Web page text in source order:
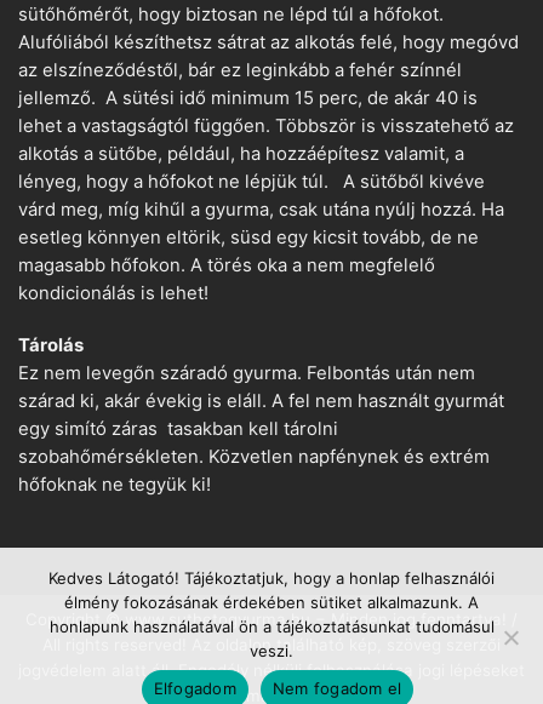
sütőhőmérőt, hogy biztosan ne lépd túl a hőfokot.
Alufóliából készíthetsz sátrat az alkotás felé, hogy megóvd
az elszíneződéstől, bár ez leginkább a fehér színnél
jellemző. A sütési idő minimum 15 perc, de akár 40 is
lehet a vastagságtól függően. Többször is visszatehető az
alkotás a sütőbe, például, ha hozzáépítesz valamit, a
lényeg, hogy a hőfokot ne lépjük túl. A sütőből kivéve
várd meg, míg kihűl a gyurma, csak utána nyúlj hozzá. Ha
esetleg könnyen eltörik, süsd egy kicsit tovább, de ne
magasabb hőfokon. A törés oka a nem megfelelő
kondicionálás is lehet!
Tárolás
Ez nem levegőn száradó gyurma. Felbontás után nem
szárad ki, akár évekig is eláll. A fel nem használt gyurmát
egy simító záras tasakban kell tárolni
szobahőmérsékleten. Közvetlen napfénynek és extrém
hőfoknak ne tegyük ki!
Copyright © www.suthetogyurma.hu − Minden jog fenntartva! /
All rights reserved! Az oldalon található kép, szöveg szerzői
jogvédelem alatt áll. Engedély nélküli felhasználása jogi lépéseket
von maga után
Kedves Látogató! Tájékoztatjuk, hogy a honlap felhasználói
élmény fokozásának érdekében sütiket alkalmazunk. A
honlapunk használatával ön a tájékoztatásunkat tudomásul
veszi.
Elfogadom
Nem fogadom el